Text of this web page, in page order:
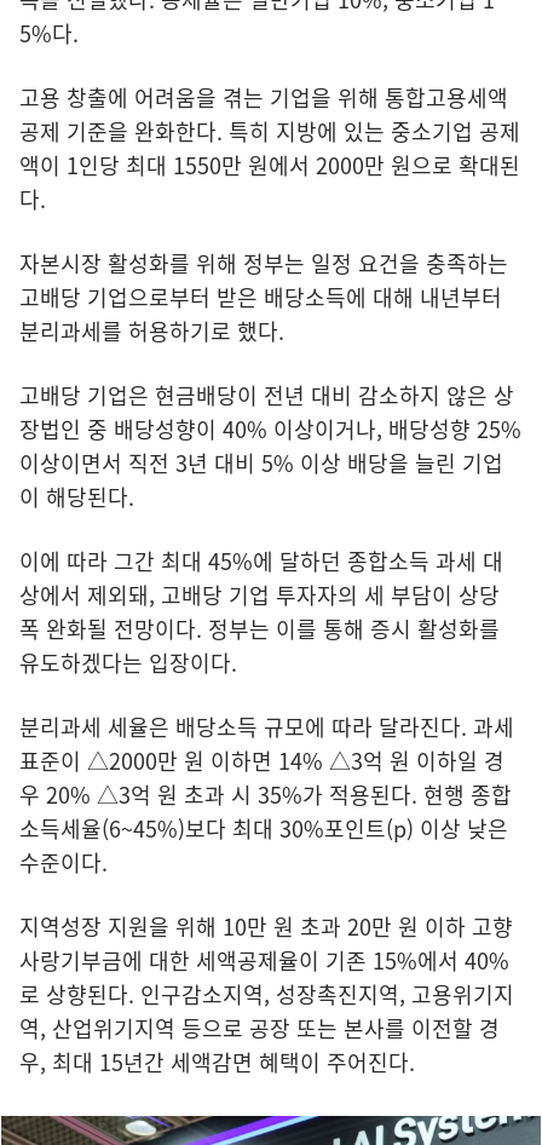
5%다.
고용 창출에 어려움을 겪는 기업을 위해 통합고용세액
공제 기준을 완화한다. 특히 지방에 있는 중소기업 공제
액이 1인당 최대 1550만 원에서 2000만 원으로 확대된
다.
자본시장 활성화를 위해 정부는 일정 요건을 충족하는
고배당 기업으로부터 받은 배당소득에 대해 내년부터
분리과세를 허용하기로 했다.
고배당 기업은 현금배당이 전년 대비 감소하지 않은 상
장법인 중 배당성향이 40% 이상이거나, 배당성향 25%
이상이면서 직전 3년 대비 5% 이상 배당을 늘린 기업
이 해당된다.
이에 따라 그간 최대 45%에 달하던 종합소득 과세 대
상에서 제외돼, 고배당 기업 투자자의 세 부담이 상당
폭 완화될 전망이다. 정부는 이를 통해 증시 활성화를
유도하겠다는 입장이다.
분리과세 세율은 배당소득 규모에 따라 달라진다. 과세
표준이 △2000만 원 이하면 14% △3억 원 이하일 경
우 20% △3억 원 초과 시 35%가 적용된다. 현행 종합
소득세율(6~45%)보다 최대 30%포인트(p) 이상 낮은
수준이다.
지역성장 지원을 위해 10만 원 초과 20만 원 이하 고향
사랑기부금에 대한 세액공제율이 기존 15%에서 40%
로 상향된다. 인구감소지역, 성장촉진지역, 고용위기지
역, 산업위기지역 등으로 공장 또는 본사를 이전할 경
우, 최대 15년간 세액감면 혜택이 주어진다.